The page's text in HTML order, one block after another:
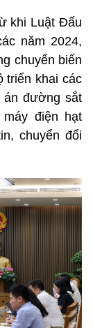
khi Luật Đấu
năm 2024,
chuyển biến
triển khai các
án đường sắt
điện hạt
chuyển đổi